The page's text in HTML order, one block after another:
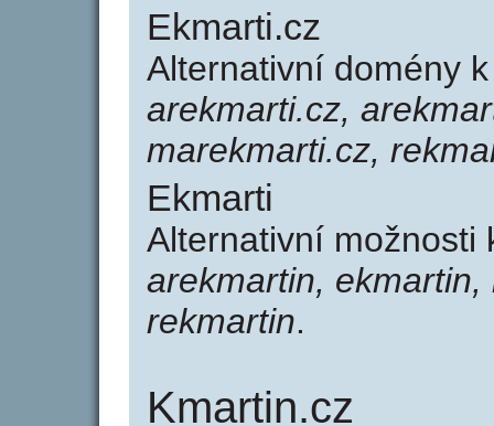
Ekmarti.cz
Alternativní domény
arekmarti.cz,
marekmarti.cz,
Ekmarti
Alternativní
arekmartin,
rekmartin.
Kmartin.cz